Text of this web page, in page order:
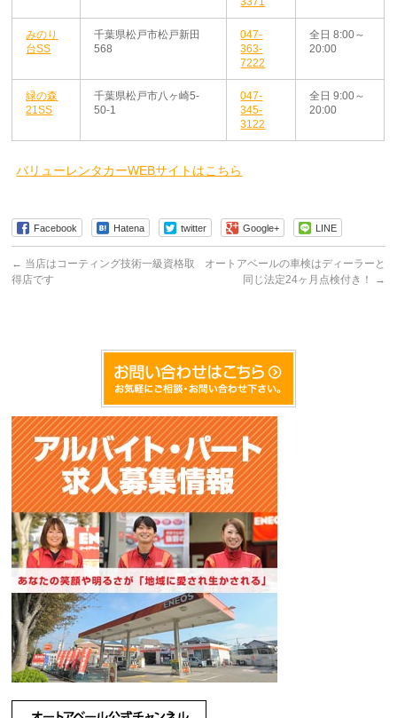
みのり
台SS
千葉県松戸市松戸新田
568
047-
363-
7222
全日 8:00～
20:00
緑の森
21SS
千葉県松戸市八ヶ崎5-
50-1
047-
345-
3122
全日 9:00～
20:00
バリューレンタカーWEBサイトはこちら
Facebook Hatena twitter Google+ LINE
← 当店はコーティング技術一級資格取
得店です
オートアベールの車検はディーラーと
同じ法定24ヶ月点検付き！
→